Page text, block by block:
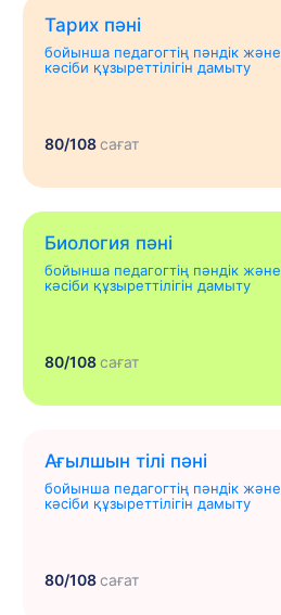
Тарих пәні
бойынша педагогтің пәндік және
кәсіби құзыреттілігін дамыту
80/108сағат
Биология пәні
бойынша педагогтің пәндік және
кәсіби құзыреттілігін дамыту
80/108сағат
Ағылшын тілі пәні
бойынша педагогтің пәндік және
кәсіби құзыреттілігін дамыту
80/108сағат